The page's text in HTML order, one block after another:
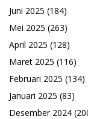
Juni 2025 (184)
Mei 2025 (263)
April 2025 (128)
Maret 2025 (116)
Februari 2025 (134)
Januari 2025 (83)
Desember 2024